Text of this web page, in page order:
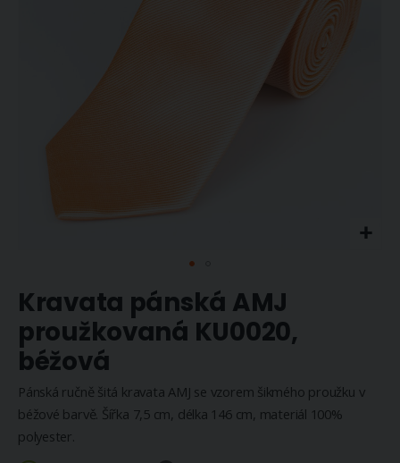
na
začátek
galerie
s
obrázky
Kravata pánská AMJ
proužkovaná KU0020,
béžová
Pánská ručně šitá kravata AMJ se vzorem šikmého proužku v
béžové barvě. Šířka 7,5 cm, délka 146 cm, materiál 100%
polyester.